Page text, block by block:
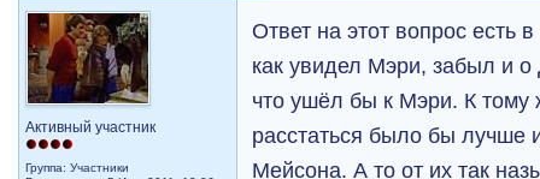
Активный участник
Группа: Участники
Ответ на этот вопрос есть
как увидел Мэри, забыл и
что ушёл бы к Мэри. К
расстаться было бы лучше
Мейсона. А то от их так